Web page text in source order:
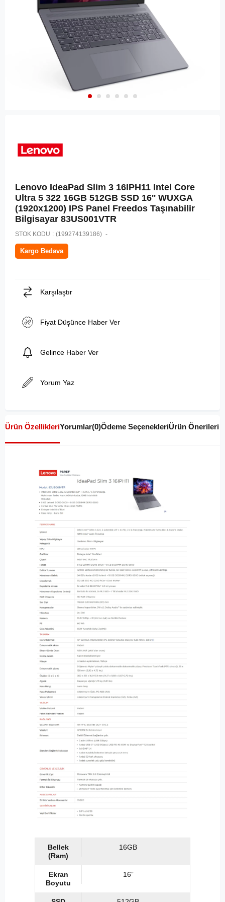
Lenovo IdeaPad Slim 3 16IPH11 Intel Core
Ultra 5 322 16GB 512GB SSD 16'' WUXGA
(1920x1200) IPS Panel Freedos Taşınabilir
Bilgisayar 83US001VTR
STOK KODU (199274139186)
Kargo Bedava
Karşılaştır
Fiyat Düşünce Haber Ver
Gelince Haber Ver
Yorum Yaz
Ürün ÖzellikleriYorumlar(0)Ödeme SeçenekleriÜrün Önerileri
Bellek
(Ram)
16GB
Ekran
Boyutu
16”